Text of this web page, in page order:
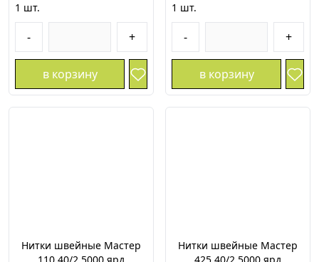
1 шт.
- +
в корзину
1 шт.
- +
в корзину
Нитки швейные Мастер
Нитки швейные Мастер